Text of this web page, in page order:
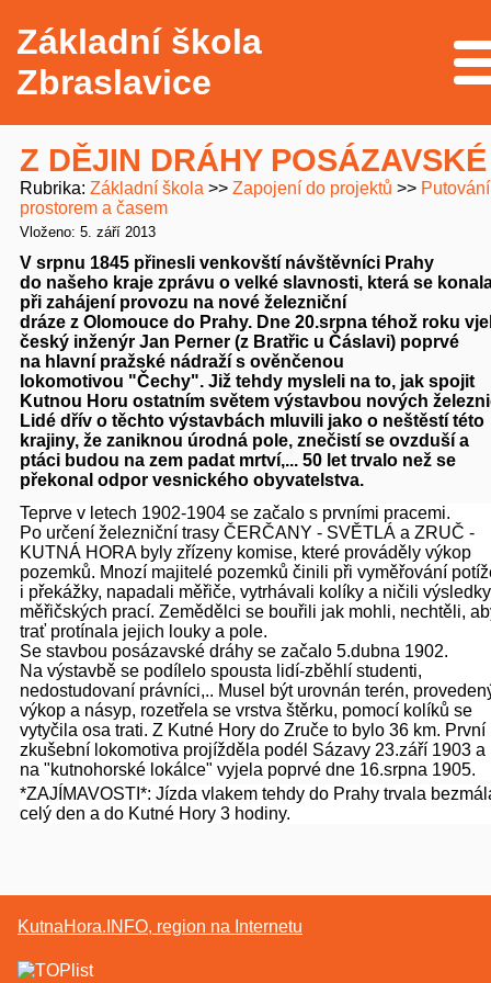
Základní škola
Zbraslavice
Z DĚJIN DRÁHY POSÁZAVSKÉ
Rubrika Základní škola Zapojení do projektů
Putování
prostorem a časem
Vloženo: 5. září 2013
V srpnu 1845 přinesli venkovští návštěvníci Prahy
do našeho kraje zprávu o velké slavnosti, která se
při zahájení provozu na nové železniční
dráze z Olomouce do Prahy. Dne 20.srpna téhož roku
český inženýr Jan Perner (z Bratřic u Čáslavi) poprvé
na hlavní pražské nádraží s ověnčenou
lokomotivou "Čechy". Již tehdy mysleli na to, jak spojit
Kutnou Horu ostatním světem výstavbou nových
Lidé dřív o těchto výstavbách mluvili jako o neštěstí této
krajiny, že zaniknou úrodná pole, znečistí se ovzduší a
ptáci budou na zem padat mrtví,... 50 let trvalo než se
překonal odpor vesnického obyvatelstva.
Teprve v letech 1902-1904 se začalo s prvními pracemi.
Po určení železniční trasy ČERČANY - SVĚTLÁ a ZRUČ -
KUTNÁ HORA byly zřízeny komise, které prováděly výkop
pozemků. Mnozí majitelé pozemků činili při vyměřování
i překážky, napadali měřiče, vytrhávali kolíky a ničili výsledky
měřičských prací. Zemědělci se bouřili jak mohli, nechtěli,
trať protínala jejich louky a pole.
Se stavbou posázavské dráhy se začalo 5.dubna 1902.
Na výstavbě se podílelo spousta lidí-zběhlí studenti,
nedostudovaní právníci,.. Musel být urovnán terén,
výkop a násyp, rozetřela se vrstva štěrku, pomocí kolíků se
vytyčila osa trati. Z Kutné Hory do Zruče to bylo 36 km. První
zkušební lokomotiva projížděla podél Sázavy 23.září 1903 a
na "kutnohorské lokálce" vyjela poprvé dne 16.srpna 1905.
*ZAJÍMAVOSTI*: Jízda vlakem tehdy do Prahy trvala
celý den a do Kutné Hory 3 hodiny.
KutnaHora.INFO, region na Internetu